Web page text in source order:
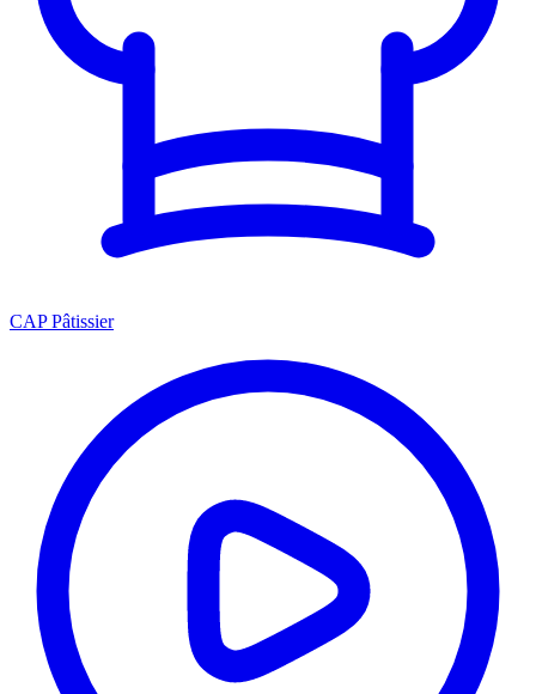
CAP Pâtissier